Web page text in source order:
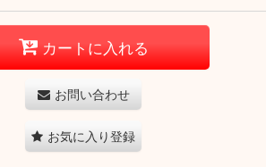
カートに入れる
お問い合わせ
お気に入り登録